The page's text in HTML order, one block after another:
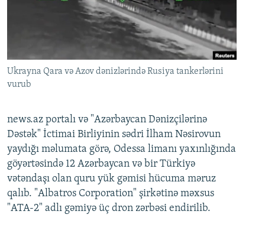
Ukrayna Qara və Azov dənizlərində Rusiya tankerlərini
vurub
news.az portalı və "Azərbaycan Dənizçilərinə
Dəstək" İctimai Birliyinin sədri İlham Nəsirovun
yaydığı məlumata görə, Odessa limanı yaxınlığında
göyərtəsində 12 Azərbaycan və bir Türkiyə
vətəndaşı olan quru yük gəmisi hücuma məruz
qalıb. "Albatros Corporation" şirkətinə məxsus
"ATA-2" adlı gəmiyə üç dron zərbəsi endirilib.